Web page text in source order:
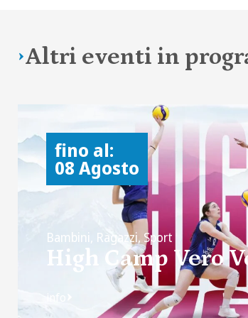
Altri eventi in
fino al:
08 Agosto
Bambini, Ragazzi, Sport
High Camp Vero